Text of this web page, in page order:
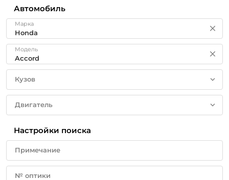
Автомобиль
Марка
Модель
Кузов
Двигатель
Настройки поиска
Примечание
№ оптики